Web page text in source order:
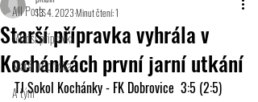
All Posts
Mladší přípravka
Starší přípravka
A tým
Starší přípravka vyhrála v
Kochánkách první jarní utkání
13. 4. 2023Minut čtení: 1
TJ Sokol Kochánky - FK Dobrovice  3:5 (2:5)